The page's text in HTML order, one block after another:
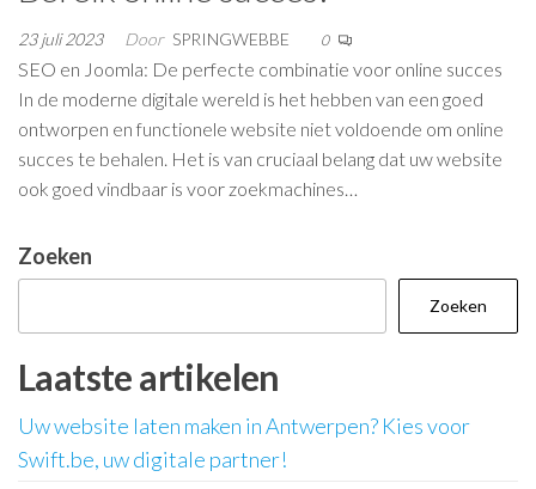
23 juli 2023 Door SPRINGWEBBE 0
SEO en Joomla: De perfecte combinatie voor online succes
In de moderne digitale wereld is het hebben van een goed
ontworpen en functionele website niet voldoende om online
succes te behalen. Het is van cruciaal belang dat uw website
ook goed vindbaar is voor zoekmachines…
Zoeken
Zoeken
Laatste artikelen
Uw website laten maken in Antwerpen? Kies voor
Swift.be, uw digitale partner!